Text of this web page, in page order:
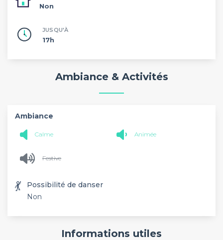
Non
JUSQU'À
17h
Ambiance & Activités
Ambiance
Calme Animée
Festive
💃
Possibilité de danser
Non
Informations utiles